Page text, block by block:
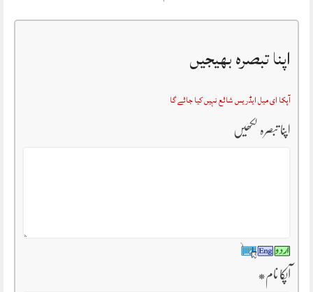
اپنا تبصرہ بھیجیں
آپکا ای میل ایڈریس شائع نہیں کیا جائے گا
اپنا تبصرہ لکھیں
آپکا نام*